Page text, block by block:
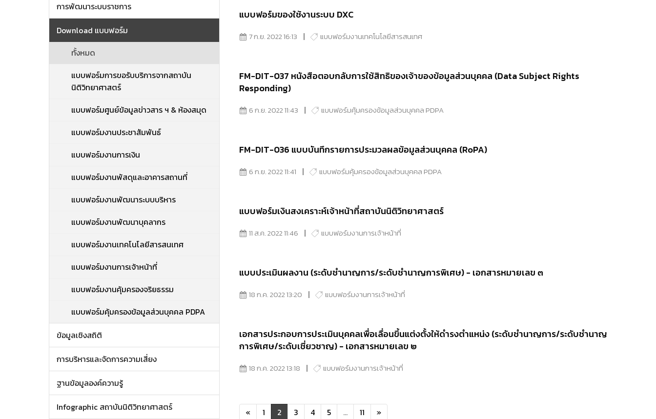
การพัฒนาระบบราชการ
Download แบบฟอร์ม
ทั้งหมด
แบบฟอร์มการขอรับบริการจากสถาบัน
นิติวิทยาศาสตร์
แบบฟอร์มศูนย์ข้อมูลข่าวสาร ฯ & ห้องสมุด
แบบฟอร์มงานประชาสัมพันธ์
แบบฟอร์มงานการเงิน
แบบฟอร์มงานพัสดุและอาคารสถานที่
แบบฟอร์มงานพัฒนาระบบบริหาร
แบบฟอร์มงานพัฒนาบุคลากร
แบบฟอร์มงานเทคโนโลยีสารสนเทศ
แบบฟอร์มงานการเจ้าหน้าที่
แบบฟอร์มงานคุ้มครองจริยธรรม
แบบฟอร์มคุ้มครองข้อมูลส่วนบุคคล PDPA
ข้อมูลเชิงสถิติ
การบริหารและจัดการความเสี่ยง
ฐานข้อมูลองค์ความรู้
Infographic สถาบันนิติวิทยาศาสตร์
แบบฟอร์มของใช้งานระบบ DXC
7 ก.ย. 2022 16:13 แบบฟอร์มงานเทคโนโลยีสารสนเทศ
FM-DIT-037 หนังสือตอบกลับการใช้สิทธิของเจ้าของข้อมูลส่วนบุคคล (Data Subject Rights
Responding)
6 ก.ย. 2022 11:43 แบบฟอร์มคุ้มครองข้อมูลส่วนบุคคล PDPA
FM-DIT-036 แบบบันทึกรายการประมวลผลข้อมูลส่วนบุคคล (RoPA)
6 ก.ย. 2022 11:41 แบบฟอร์มคุ้มครองข้อมูลส่วนบุคคล PDPA
แบบฟอร์มเงินสงเคราะห์เจ้าหน้าที่สถาบันนิติวิทยาศาสตร์
11 ส.ค. 2022 11:46 แบบฟอร์มงานการเจ้าหน้าที่
แบบประเมินผลงาน (ระดับชำนาญการ/ระดับชำนาญการพิเศษ) - เอกสารหมายเลข ๓
18 ก.ค. 2022 13:20 แบบฟอร์มงานการเจ้าหน้าที่
เอกสารประกอบการประเมินบุคคลเพื่อเลื่อนขึ้นแต่งตั้งให้ดำรงตำแหน่ง (ระดับชำนาญการ/ระดับชำนาญ
การพิเศษ/ระดับเชี่ยวชาญ) - เอกสารหมายเลข ๒
18 ก.ค. 2022 13:18 แบบฟอร์มงานการเจ้าหน้าที่
« 1 2 3 4 5 ... 11 »